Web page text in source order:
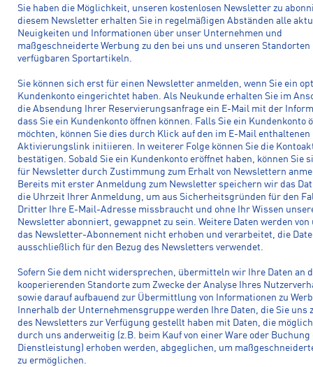
Sie haben die Möglichkeit, unseren kostenlosen Newsletter zu
diesem Newsletter erhalten Sie in regelmäßigen Abständen alle
Neuigkeiten und Informationen über unser Unternehmen und
maßgeschneiderte Werbung zu den bei uns und unseren Standorten
verfügbaren Sportartikeln.
Sie können sich erst für einen Newsletter anmelden, wenn Sie ein
Kundenkonto eingerichtet haben. Als Neukunde erhalten Sie im
die Absendung Ihrer Reservierungsanfrage ein E-Mail mit der
dass Sie ein Kundenkonto öffnen können. Falls Sie ein Kundenkonto
möchten, können Sie dies durch Klick auf den im E-Mail enthaltenen
Aktivierungslink initiieren. In weiterer Folge können Sie die
bestätigen. Sobald Sie ein Kundenkonto eröffnet haben, können Sie
für Newsletter durch Zustimmung zum Erhalt von Newslettern
Bereits mit erster Anmeldung zum Newsletter speichern wir das
die Uhrzeit Ihrer Anmeldung, um aus Sicherheitsgründen für den
Dritter Ihre E-Mail-Adresse missbraucht und ohne Ihr Wissen
Newsletter abonniert, gewappnet zu sein. Weitere Daten werden von
das Newsletter-Abonnement nicht erhoben und verarbeitet, die
ausschließlich für den Bezug des Newsletters verwendet.
Sofern Sie dem nicht widersprechen, übermitteln wir Ihre Daten an
kooperierenden Standorte zum Zwecke der Analyse Ihres
sowie darauf aufbauend zur Übermittlung von Informationen zu
Innerhalb der Unternehmensgruppe werden Ihre Daten, die Sie uns
des Newsletters zur Verfügung gestellt haben mit Daten, die
durch uns anderweitig (z.B. beim Kauf von einer Ware oder Buchung
Dienstleistung) erhoben werden, abgeglichen, um
zu ermöglichen.